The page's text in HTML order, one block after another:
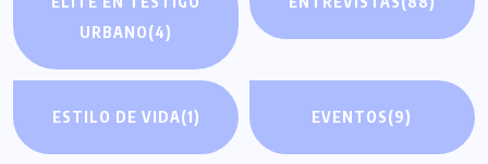
URBANO(4)
ESTILO DE VIDA(1) EVENTOS(9)